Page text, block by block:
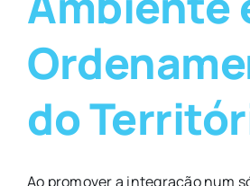
do
Ao promover a integração num